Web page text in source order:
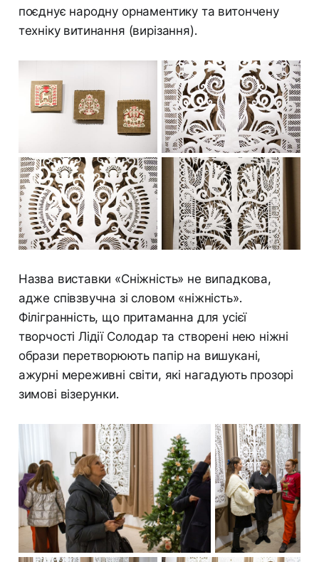
поєднує народну орнаментику та витончену
техніку витинання (вирізання).
Назва виставки «Сніжність» не випадкова,
адже співзвучна зі словом «ніжність».
Філігранність, що притаманна для усієї
творчості Лідії Солодар та створені нею ніжні
образи перетворюють папір на вишукані,
ажурні мереживні світи, які нагадують прозорі
зимові візерунки.